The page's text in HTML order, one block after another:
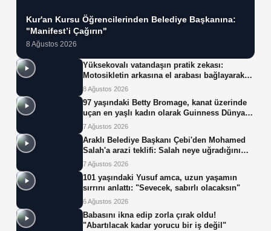
Kur'an Kursu Öğrencilerinden Belediye Başkanına:
"Manifest’i Çağırın"
8 Ağustos 2026
Yüksekovalı vatandaşın pratik zekası:
Motosikletin arkasına el arabası bağlayarak
üzerinde ot taşıdı
8 Ağustos 2026
97 yaşındaki Betty Bromage, kanat üzerinde
uçan en yaşlı kadın olarak Guinness Dünya
Rekoru'nu kırdı
7 Ağustos 2026
Araklı Belediye Başkanı Çebi'den Mohamed
Salah'a arazi teklifi: Salah neye uğradığını
şaşırdı!
7 Ağustos 2026
101 yaşındaki Yusuf amca, uzun yaşamın
sırrını anlattı: "Sevecek, sabırlı olacaksın"
6 Ağustos 2026
Babasını ikna edip zorla çırak oldu!
"Abartılacak kadar yorucu bir iş değil"